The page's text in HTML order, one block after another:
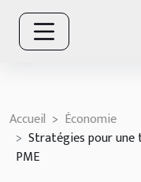
Accueil
Économie
Stratégies pour une
PME